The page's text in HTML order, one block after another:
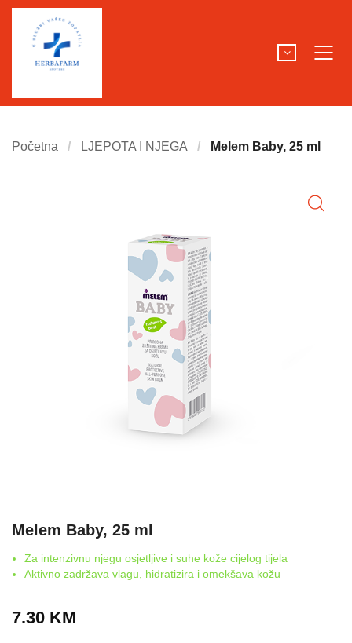
Početna LJEPOTA I NJEGA Melem Baby, 25 ml
Melem Baby, 25 ml
Za intenzivnu njegu osjetljive i suhe kože cijelog tijela
Aktivno zadržava vlagu, hidratizira i omekšava kožu
7.30 KM